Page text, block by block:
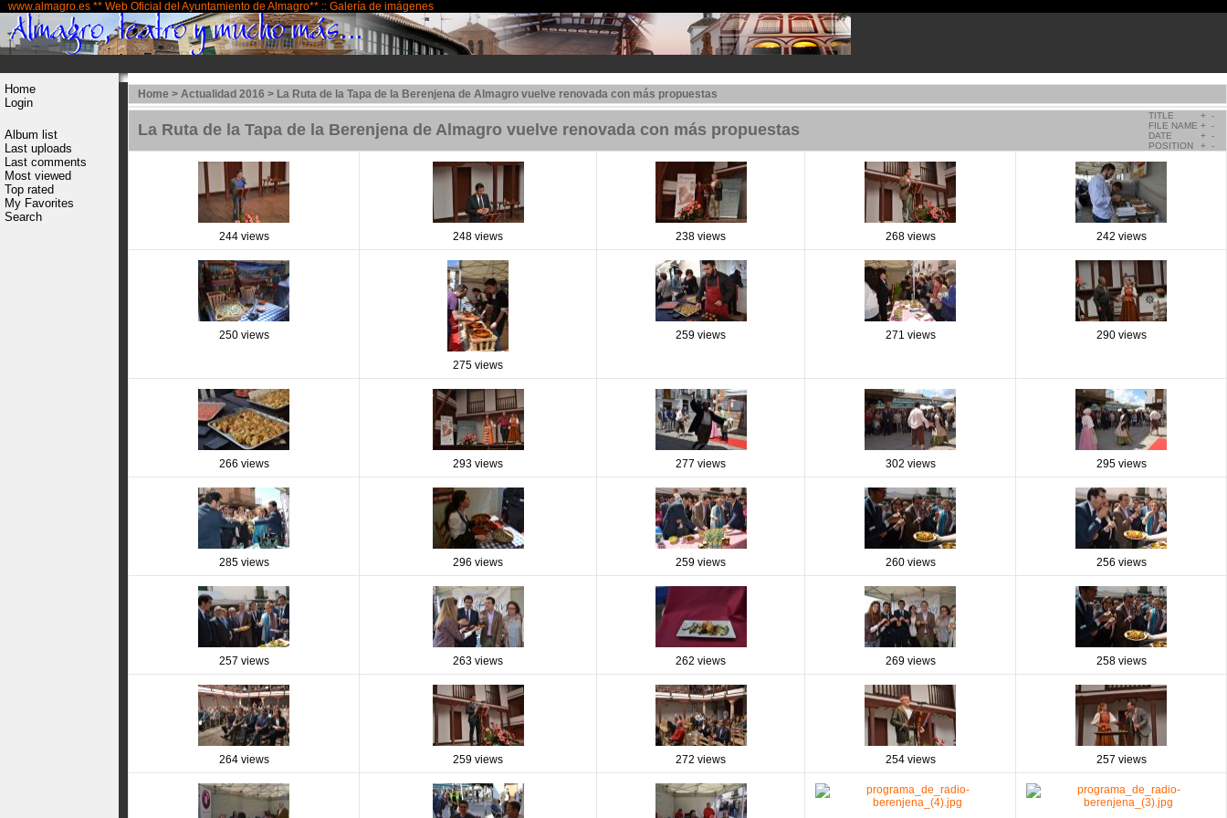
www.almagro.es ** Web Oficial del Ayuntamiento de Almagro** :: Galería de imágenes
Home
Login
Album list
Last uploads
Last comments
Most viewed
Top rated
My Favorites
Search
Home > Actualidad 2016 > La Ruta de la Tapa de la Berenjena de Almagro vuelve renovada con más propuestas
La Ruta de la Tapa de la Berenjena de Almagro vuelve renovada con más propuestas
TITLE +
-
FILE NAME +
-
DATE
+
-
POSITION
+ -
244 views 248 views 238 views 268 views 242 views
250 views
275 views
259 views 271 views 290 views
266 views 293 views 277 views 302 views 295 views
285 views 296 views 259 views 260 views 256 views
257 views 263 views 262 views 269 views 258 views
264 views 259 views 272 views 254 views 257 views